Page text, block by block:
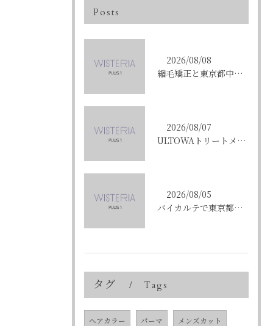
Posts
2026/08/08
縮毛矯正と東京都中央区銀座で叶える髪質改善のポイントと理想の仕上がりを徹底解説
2026/08/07
ULTOWAトリートメントで東京都中央区銀座の髪質改善を目指す人への効果と選び方ガイド
2026/08/05
バイカルテで東京都中央区銀座のエイジングケア悩みを解決する方法と正規品選びのポイント
タグ Tags
ヘアカラー パーマ メンズカット